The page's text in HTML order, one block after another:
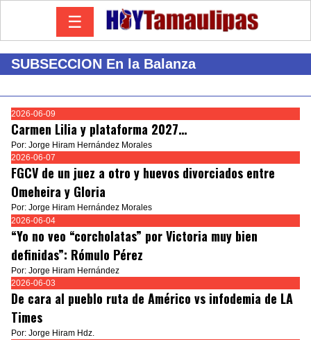
☰
SUBSECCION En la Balanza
2026-06-09
Carmen Lilia y plataforma 2027…
Por: Jorge Hiram Hernández Morales
2026-06-07
FGCV de un juez a otro y huevos divorciados entre
Omeheira y Gloria
Por: Jorge Hiram Hernández Morales
2026-06-04
“Yo no veo “corcholatas” por Victoria muy bien
definidas”: Rómulo Pérez
Por: Jorge Hiram Hernández
2026-06-03
De cara al pueblo ruta de Américo vs infodemia de LA
Times
Por: Jorge Hiram Hdz.